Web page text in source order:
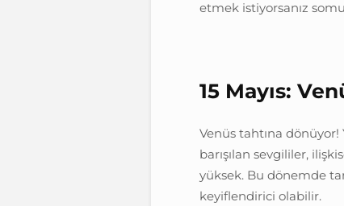
etmek istiyorsanız
15 Mayıs:
Venüs tahtına
barışılan sevgililer,
yüksek. Bu dönemde
keyiflendirici olabilir.